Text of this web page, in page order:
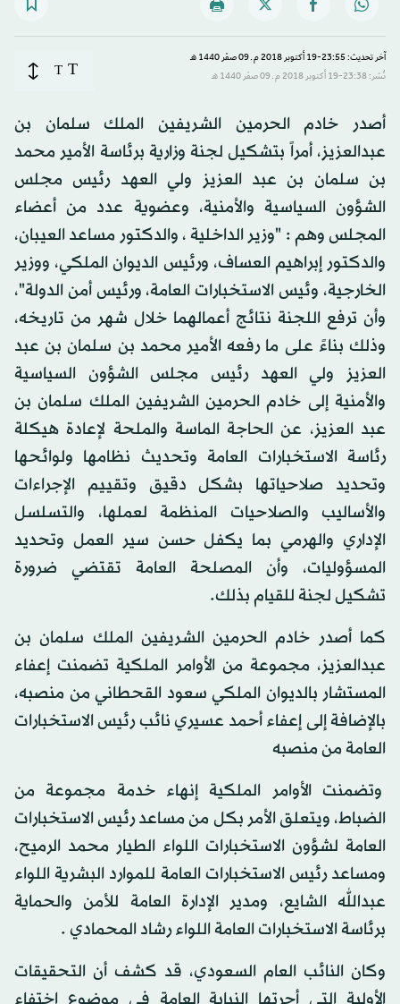
آخر تحديث: 23:55-19 أكتوبر 2018 م ـ 09 صفَر 1440 هـ
نُشر: 23:38-19 أكتوبر 2018 م ـ 09 صفَر 1440 هـ
T
T
أصدر خادم الحرمين الشريفين الملك سلمان بن
عبدالعزيز، أمراً بتشكيل لجنة وزارية برئاسة الأمير محمد
بن سلمان بن عبد العزيز ولي العهد رئيس مجلس
الشؤون السياسية والأمنية، وعضوية عدد من أعضاء
المجلس وهم : "وزير الداخلية ، والدكتور مساعد العيبان،
والدكتور إبراهيم العساف، ورئيس الديوان الملكي، ووزير
الخارجية، وئيس الاستخبارات العامة، ورئيس أمن الدولة"،
وأن ترفع اللجنة نتائج أعمالهما خلال شهر من تاريخه،
وذلك بناءً على ما رفعه الأمير محمد بن سلمان بن عبد
العزيز ولي العهد رئيس مجلس الشؤون السياسية
والأمنية إلى خادم الحرمين الشريفين الملك سلمان بن
عبد العزيز، عن الحاجة الماسة والملحة لإعادة هيكلة
رئاسة الاستخبارات العامة وتحديث نظامها ولوائحها
وتحديد صلاحياتها بشكل دقيق وتقييم الإجراءات
والأساليب والصلاحيات المنظمة لعملها، والتسلسل
الإداري والهرمي بما يكفل حسن سير العمل وتحديد
المسؤوليات، وأن المصلحة العامة تقتضي ضرورة
تشكيل لجنة للقيام بذلك.
كما أصدر خادم الحرمين الشريفين الملك سلمان بن
عبدالعزيز، مجموعة من الأوامر الملكية تضمنت إعفاء
المستشار بالديوان الملكي سعود القحطاني من منصبه،
بالإضافة إلى إعفاء أحمد عسيري نائب رئيس الاستخبارات
العامة من منصبه
وتضمنت الأوامر الملكية إنهاء خدمة مجموعة من
الضباط، ويتعلق الأمر بكل من مساعد رئيس الاستخبارات
العامة لشؤون الاستخبارات اللواء الطيار محمد الرميح،
ومساعد رئيس الاستخبارات العامة للموارد البشرية اللواء
عبدالله الشايع، ومدير الإدارة العامة للأمن والحماية
برئاسة الاستخبارات العامة اللواء رشاد المحمادي.
وكان النائب العام السعودي، قد كشف أن التحقيقات